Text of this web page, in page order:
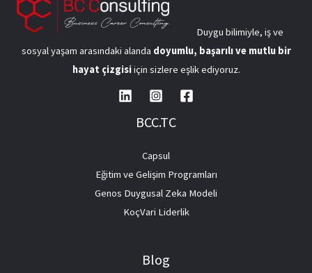
Duygu bilimiyle, iş ve
sosyal yaşam arasındaki alanda doyumlu, başarılı ve mutlu bir
hayat çizgisiiçin sizlere eşlik ediyoruz.
BCC.TC
Capsul
Eğitim ve Gelişim Programları
Genos Duygusal Zeka Modeli
KoçVari Liderlik
Blog